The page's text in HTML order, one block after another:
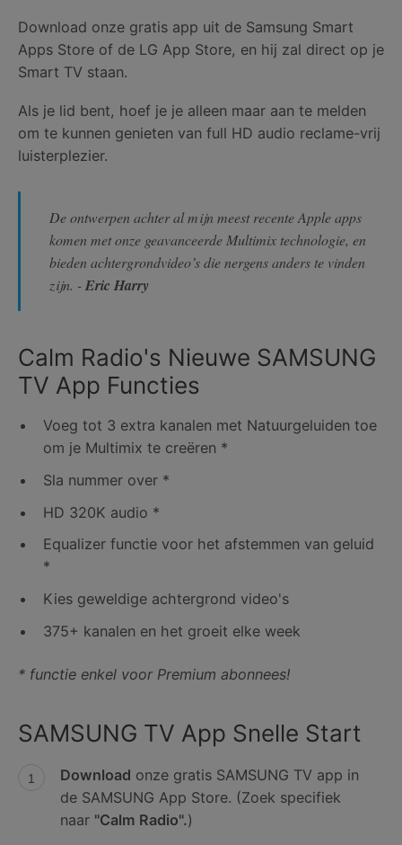
Download onze gratis app uit de Samsung Smart
Apps Store of de LG App Store, en hij zal direct op je
Smart TV staan.
Als je lid bent, hoef je je alleen maar aan te melden
om te kunnen genieten van full HD audio reclame-vrij
luisterplezier.
De ontwerpen achter al mijn meest recente Apple apps
komen met onze geavanceerde Multimix technologie, en
bieden achtergrondvideo’s die nergens anders te vinden
zijn. -Eric Harry
Calm Radio's Nieuwe SAMSUNG
TV App Functies
Voeg tot 3 extra kanalen met Natuurgeluiden toe
om je Multimix te creëren *
Sla nummer over *
HD 320K audio *
Equalizer functie voor het afstemmen van geluid
*
Kies geweldige achtergrond video's
375+ kanalen en het groeit elke week
* functie enkel voor Premium abonnees!
SAMSUNG TV App Snelle Start
Download onze gratis SAMSUNG TV app in
de SAMSUNG App Store. (Zoek specifiek
naar "Calm Radio".)